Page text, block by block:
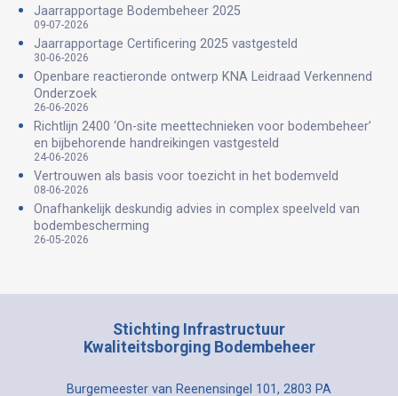
Jaarrapportage Bodembeheer 2025
09-07-2026
Jaarrapportage Certificering 2025 vastgesteld
30-06-2026
Openbare reactieronde ontwerp KNA Leidraad Verkennend
Onderzoek
26-06-2026
Richtlijn 2400 ‘On-site meettechnieken voor bodembeheer’
en bijbehorende handreikingen vastgesteld
24-06-2026
Vertrouwen als basis voor toezicht in het bodemveld
08-06-2026
Onafhankelijk deskundig advies in complex speelveld van
bodembescherming
26-05-2026
Stichting Infrastructuur
Kwaliteitsborging Bodembeheer
Burgemeester van Reenensingel 101, 2803 PA